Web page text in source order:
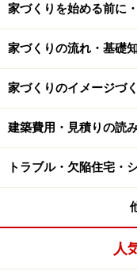
■建具に工夫
和の暮らしを楽し
く摺り上げ猫間障
室でなくとも、工
できます。
夏の光、冬の光に応
に適度な明るさと
家づくりを始める前に
家づくりの流れ・基礎
家づくりのイメージづ
建築費用・見積りの読
トラブル・欠陥住宅・
人